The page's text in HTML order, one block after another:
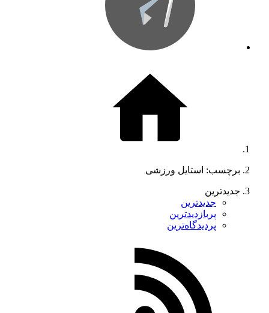
برچسب: استایل ورزشی
جدیدترین
جدیدترین
پربازدیدترین
پردیدگاه‌ترین